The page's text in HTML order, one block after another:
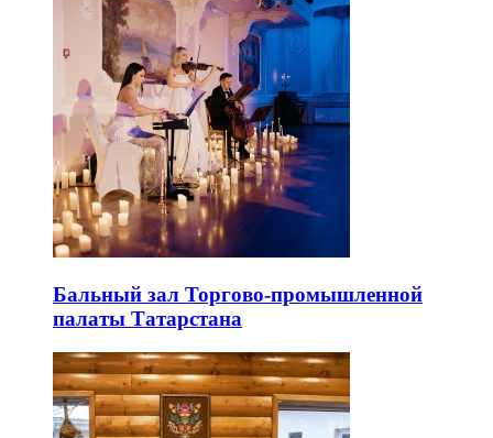
Бальный зал Торгово-промышленной
палаты Татарстана